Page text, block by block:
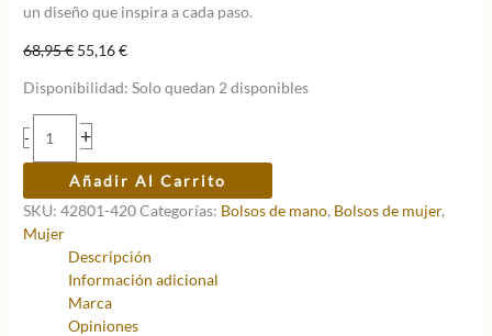
un diseño que inspira a cada paso.
68,95€ El
original
era:
68,95 €.
55,16€El
actual
Disponibilidad: Solo quedan 2 disponibles
-
de
Anekke
Sophia
cantidad
+
Añadir Al Carrito
SKU:42801-420Categorías: Bolsos de mano, Bolsos de mujer,
Mujer
Descripción
Información adicional
Marca
Opiniones